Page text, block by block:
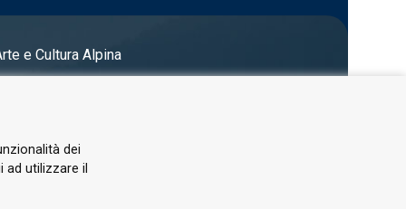
e Cultura Alpina
dei
ad utilizzare il